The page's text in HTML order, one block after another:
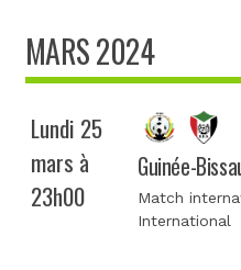
MARS 2024
Lundi 25
mars à
23h00
Guinée-
Match
International